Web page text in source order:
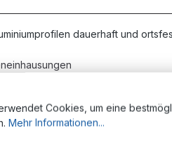
dauerhaft und
Zuführtechnik
Cookies, um eine
Mehr Informationen...